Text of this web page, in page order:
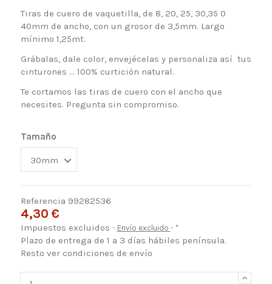
Tiras de cuero de vaquetilla, de 8, 20, 25, 30,35 0
40mm de ancho, con un grosor de 3,5mm. Largo
mínimo 1,25mt.
Grábalas, dale color, envejécelas y personaliza así tus
cinturones ... 100% curtición natural.
Te cortamos las tiras de cuero con el ancho que
necesites. Pregunta sin compromiso.
Tamaño
Referencia 99282536
4,30 €
Impuestos excluidos Envío excluido *
Plazo de entrega de 1 a 3 días hábiles península.
Resto ver condiciones de envío